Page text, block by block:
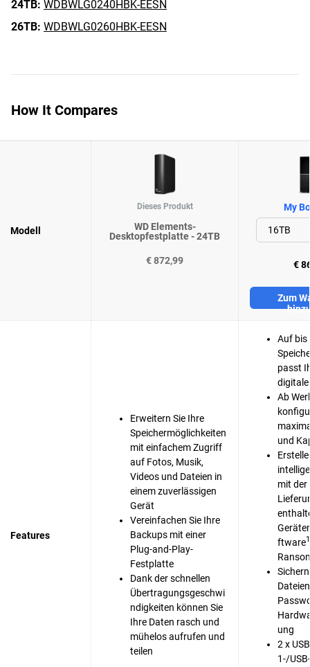
24TB: WDBWLG0240HBK-EESN
26TB: WDBWLG0260HBK-EESN
How It Compares
Modell
Dieses Produkt
WD Elements-
Desktopfestplatte - 24TB
€ 872,99
My
€
Zum
Features
Erweitern Sie Ihre
Speichermöglichkeiten
mit einfachem Zugriff
auf Fotos, Musik,
Videos und Dateien in
einem zuverlässigen
Gerät
Vereinfachen Sie Ihre
Backups mit einer
Plug-and-Play-
Festplatte
Dank der schnellen
Übertragungsgeschwi
ndigkeiten können Sie
Ihre Daten rasch und
mühelos aufrufen und
teilen
Auf bis
passt
digitale
Ab
und
mit der
ftware1
ung
2 x
1-/